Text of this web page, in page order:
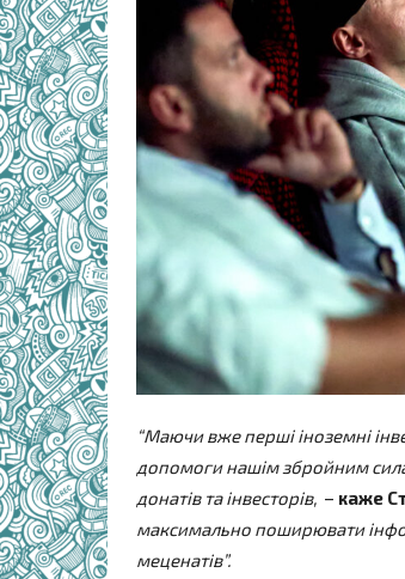
“Маючи вже перші іноземні
допомоги нашім збройним
донатів та інвесторів, – каже
максимально поширювати
меценатів”.